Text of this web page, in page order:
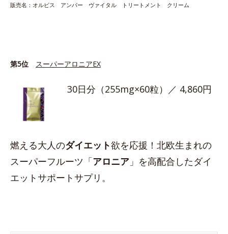
販売名：オルビス アンバー ヴァイタル トリートメント クリーム
第5位 スーパーアロニアEX
30日分（255mg×60粒）／ 4,860円
燃える大人のダイエット欲を応援！北欧生まれの
スーパーフルーツ「アロニア 」を高配合したダイ
エットサポートサプリ。